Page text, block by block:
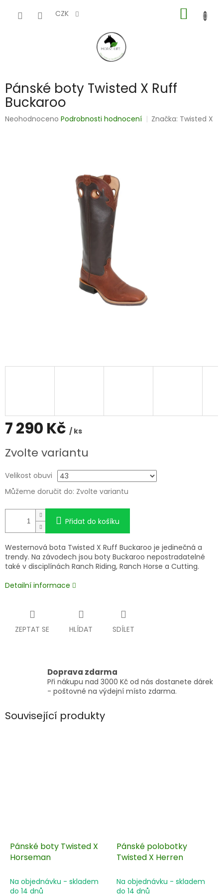
CZK
KOŠÍK
Pánské boty Twisted X Ruff
Buckaroo
Průměrné
Neohodnoceno Podrobnosti hodnocení Značka: Twisted X
7 290 Kč / ks
cena:
Zvolte variantu
Velikost obuvi
Můžeme doručit do: Zvolte variantu
Přidat do košíku
Westernová bota Twisted X Ruff Buckaroo je jedinečná a
trendy. Na závodech jsou boty Buckaroo nepostradatelné
také v disciplínách Ranch Riding, Ranch Horse a Cutting.
Detailní informace
ZEPTAT SE HLÍDAT SDÍLET
Doprava zdarma
Při nákupu nad 3000 Kč od nás dostanete dárek
- poštovné na výdejní místo zdarma.
Související produkty
Pánské boty Twisted X
Horseman
Na objednávku - skladem
do 14 dnů
Pánské polobotky
Twisted X Herren
Na objednávku - skladem
do 14 dnů